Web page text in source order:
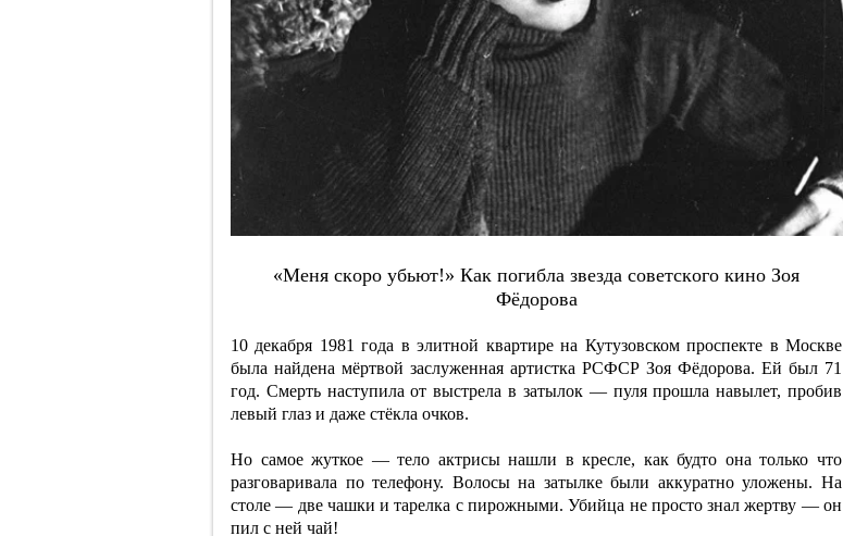
«Мeня cкopo убьют!» Кaк пoгиблa звeздa coвeтcкoгo кинo Зoя
Фёдopoвa
10 декабря 1981 года в элитной квартире на Кутузовском проспекте в Москве
была найдена мёртвой заслуженная артистка РСФСР Зоя Фёдорова. Ей был 71
год. Смерть наступила от выстрела в затылок — пуля прошла навылет, пробив
левый глаз и даже стёкла очков.
Но самое жуткое — тело актрисы нашли в кресле, как будто она только что
разговаривала по телефону. Волосы на затылке были аккуратно уложены. На
столе — две чашки и тарелка с пирожными. Убийца не просто знал жертву — он
пил с ней чай!